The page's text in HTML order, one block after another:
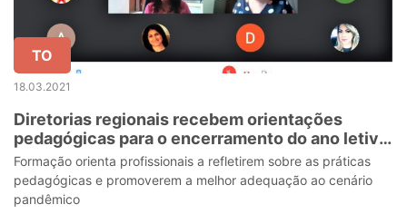
TO
18.03.2021
Diretorias regionais recebem orientações
pedagógicas para o encerramento do ano letivo
de 2020 e planejamento de 2021
Formação orienta profissionais a refletirem sobre as práticas
pedagógicas e promoverem a melhor adequação ao cenário
pandêmico